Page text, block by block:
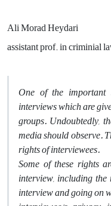
Ali Morad Heydari
assistant prof. in criminial
One of the important
interviews which are
groups. Undoubtedly,
media should observe.
rights of interviewees.
Some of these rights
interview, including
interview and going on